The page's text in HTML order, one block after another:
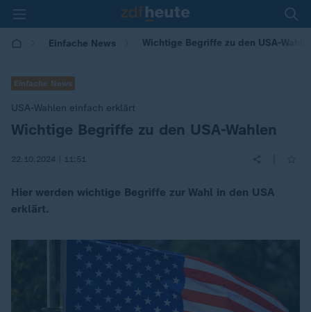
Einfache News Wichtige Begriffe zu den USA-
Einfache News
USA-Wahlen einfach erklärt
:
Wichtige Begriffe zu den USA-Wahlen
22.10.2024 | 11:51
Hier werden wichtige Begriffe zur Wahl in den USA
erklärt.